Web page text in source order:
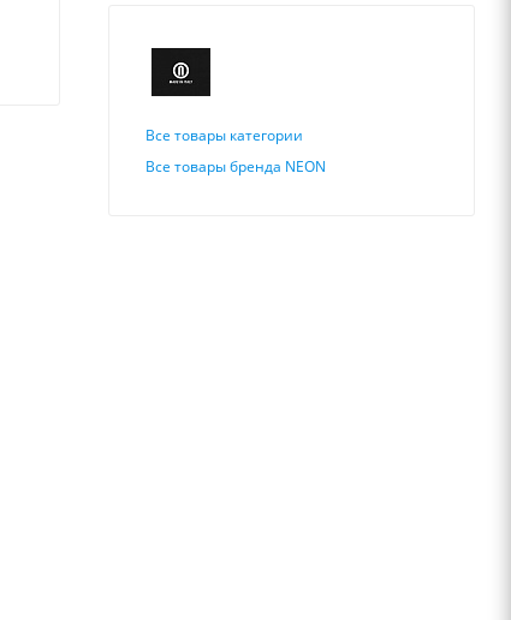
Все товары категории
Все товары бренда NEON